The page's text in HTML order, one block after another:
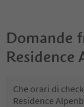
Domande
Residence
Che orari di
Residence